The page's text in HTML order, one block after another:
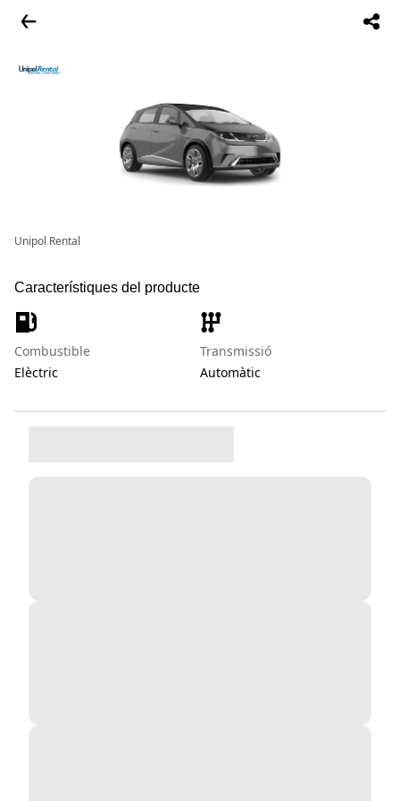
Unipol Rental
Característiques del producte
Combustible
Elèctric
Transmissió
Automàtic